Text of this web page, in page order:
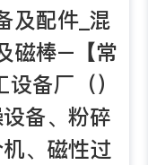
及配件_混
磁棒–【常
备厂（）
备、粉碎
、磁性过